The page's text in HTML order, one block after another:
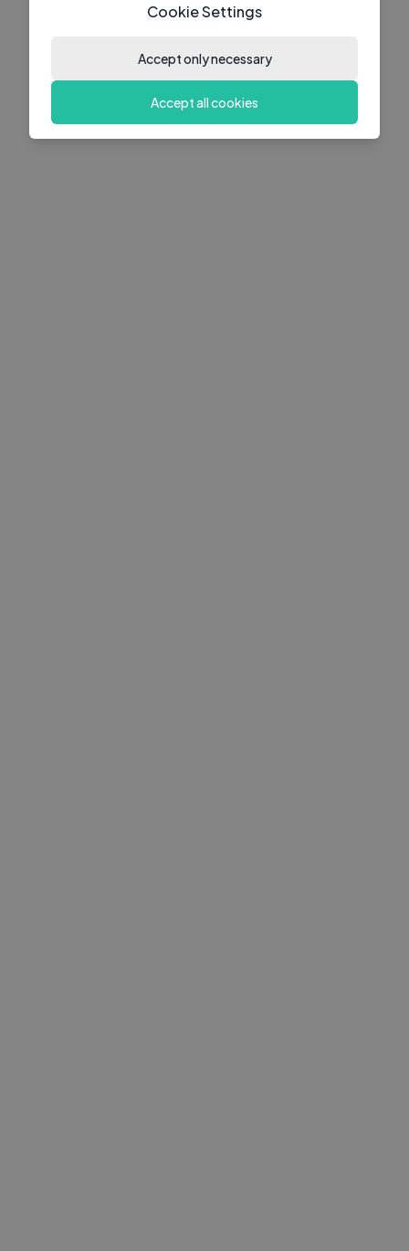
Cookie Settings
Accept only necessary
Accept all cookies